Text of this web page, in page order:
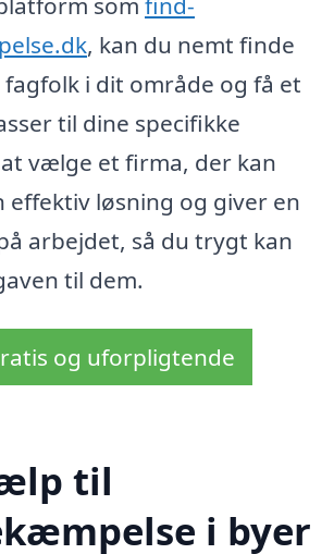
, kan du nemt finde
i dit område og få et
til dine specifikke
vælge et firma, der kan
effektiv løsning og giver en
arbejdet, så du trygt kan
til dem.
og uforpligtende
til
i byer